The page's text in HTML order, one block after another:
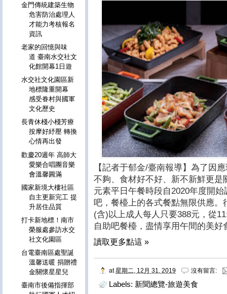
【記者于郁金/臺南報導】為了因
不夠、食材好不好、新不新鮮更
元素平日午餐時段自2020年度開
吧，餐檯上的各式餐點無限供應
(含)以上成人每人只要388元，從
自助吧餐檯，盡情享用午間的美好
讀取更多點這 »
at星期二, 12月 31, 2019 沒有留言:
Labels: 新聞總覽-旅遊美食
金門傳統建築生物
危害防治處理人
才能力考核報名
資訊
老家的回憶與味
道 臺南水交社文
化館開幕1日遊
水交社文化園區新
地標隆重開幕
感受眷村與國軍
文化歷史
長青休棧小棧芳療
按摩好紓壓 轉換
心情再出發
歡慶20週年 高師大
愛樂合唱團音樂
會溫馨圓滿
國家新境大樓社區
自主更新完工 提
升居住品質
打卡新地標！南市
榮服處參訪水交
社文化園區
台電臺南區處聖誕
溫馨送暖 捐贈禮
金關懷星星兒
臺南市後備指揮部